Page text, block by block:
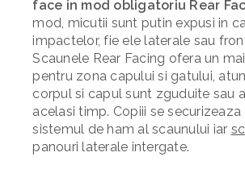
face in mod obligatoriu Rear
mod, micutii sunt putin expusi in
impactelor, fie ele laterale sau
Scaunele Rear Facing ofera un
pentru zona capului si gatului,
corpul si capul sunt zguduite sau
acelasi timp. Copiii se securizeaza
sistemul de ham al scaunului iar
panouri laterale intergate.